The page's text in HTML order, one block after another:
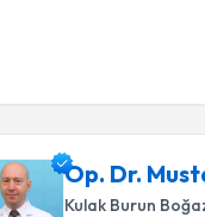
Op. Dr.
Kulak Burun